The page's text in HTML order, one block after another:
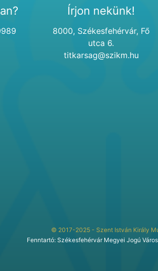
Írjon nekünk!
8000, Székesfehérvár, Fő
utca 6.
titkarsag@szikm.hu
© 2017-2025 - Szent István Király
Fenntartó: Székesfehérvár Megyei Jogú